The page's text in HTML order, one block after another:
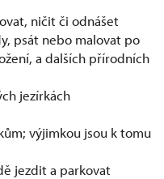
ničit či odnášet
psát nebo malovat po
a dalších přírodních
jezírkách
výjimkou jsou k tomu
jezdit a parkovat